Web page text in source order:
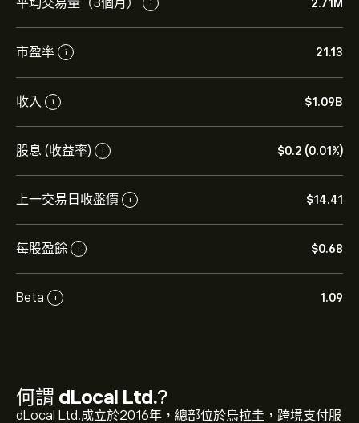
i 2.71M
市盈率 i 21.13
收入 i ‎$‎1.09B
股息 (收益率) i ‎$‎0.2 (0.01%)
上一交易日收盤價 i ‎$‎14.41
每股盈餘 i ‎$‎0.68
Beta i 1.09
何謂 dLocal Ltd.?
dLocal Ltd.成立於2016年，總部位於烏拉圭，跨境支付服